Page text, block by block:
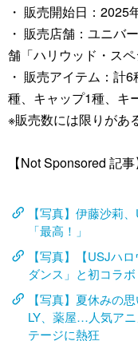
・ 販売開始日：2025
・ 販売店舗：ユニバ
舗「ハリウッド・スペ
・ 販売アイテム：計
種、キャップ1種、キ
※販売数には限りがあ
【Not Sponsored 記事
【写真】伊藤沙莉
「最高！」
【写真】【USJハ
ダンス」と初コラボ
【写真】夏休みの
LY、薬屋…人気ア
テージに熱狂